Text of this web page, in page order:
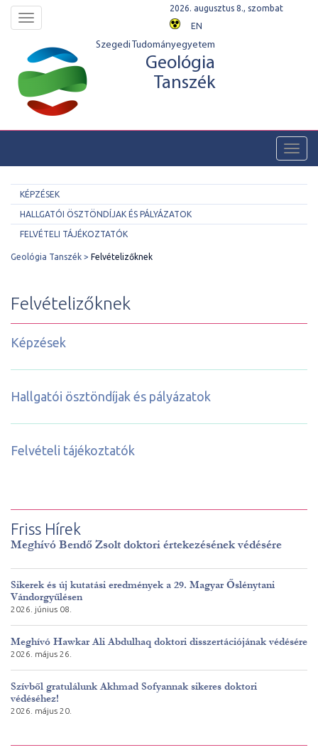
Toggle
navigation
2026. augusztus 8., szombat
EN
Szegedi Tudományegyetem
Geológia
Tanszék
KÉPZÉSEK
HALLGATÓI ÖSZTÖNDÍJAK ÉS PÁLYÁZATOK
FELVÉTELI TÁJÉKOZTATÓK
Geológia Tanszék Felvételizőknek
Felvételizőknek
Képzések
Hallgatói ösztöndíjak és pályázatok
Felvételi tájékoztatók
Friss Hírek
Meghívó Bendő Zsolt doktori értekezésének védésére
Sikerek és új kutatási eredmények a 29. Magyar Őslénytani
Vándorgyűlésen
2026. június 08.
Meghívó Hawkar Ali Abdulhaq doktori disszertációjának védésére
2026. május 26.
Szívből gratulálunk Akhmad Sofyannak sikeres doktori
védéséhez!
2026. május 20.